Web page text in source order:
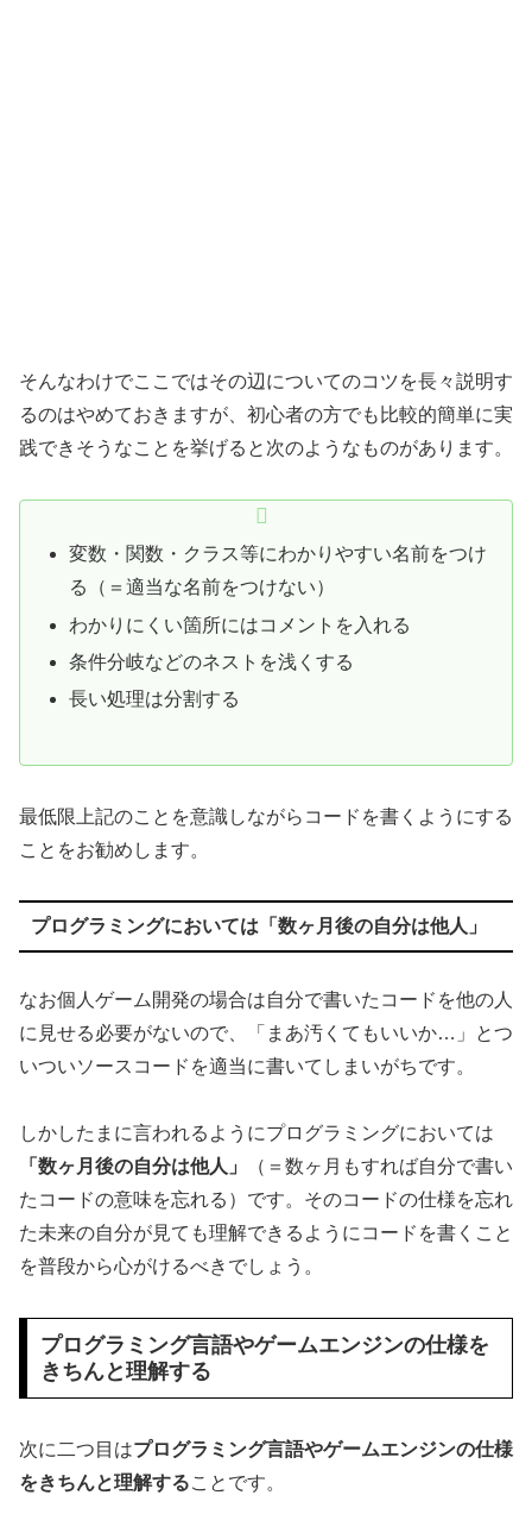
そんなわけでここではその辺についてのコツを長々説明す
るのはやめておきますが、初心者の方でも比較的簡単に実
践できそうなことを挙げると次のようなものがあります。
変数・関数・クラス等にわかりやすい名前をつけ
る（＝適当な名前をつけない）
わかりにくい箇所にはコメントを入れる
条件分岐などのネストを浅くする
長い処理は分割する
最低限上記のことを意識しながらコードを書くようにする
ことをお勧めします。
プログラミングにおいては「数ヶ月後の自分は他人」
なお個人ゲーム開発の場合は自分で書いたコードを他の人
に見せる必要がないので、「まあ汚くてもいいか…」とつ
いついソースコードを適当に書いてしまいがちです。
しかしたまに言われるようにプログラミングにおいては
「数ヶ月後の自分は他人」
（＝数ヶ月もすれば自分で書い
たコードの意味を忘れる）です。そのコードの仕様を忘れ
た未来の自分が見ても理解できるようにコードを書くこと
を普段から心がけるべきでしょう。
プログラミング言語やゲームエンジンの仕様を
きちんと理解する
次に二つ目はプログラミング言語やゲームエンジンの仕様
をきちんと理解することです。